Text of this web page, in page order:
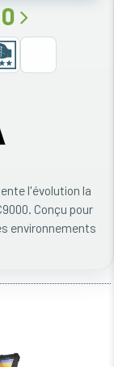
l'évolution la
Conçu pour
environnements